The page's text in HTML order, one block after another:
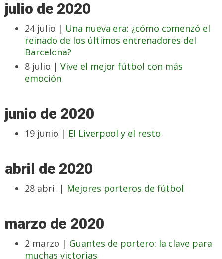
julio de 2020
24 julio | Una nueva era: ¿cómo comenzó el
reinado de los últimos entrenadores del
Barcelona?
8 julio | Vive el mejor fútbol con más
emoción
junio de 2020
19 junio | El Liverpool y el resto
abril de 2020
28 abril | Mejores porteros de fútbol
marzo de 2020
2 marzo | Guantes de portero: la clave para
muchas victorias